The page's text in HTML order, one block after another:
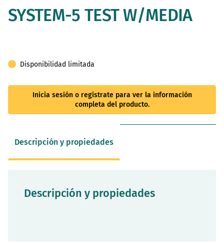
imágenes
SYSTEM-5 TEST W/MEDIA
Disponibilidad limitada
Inicia sesión o regístrate para ver la información
completa del producto.
Descripción y propiedades
Descripción y propiedades